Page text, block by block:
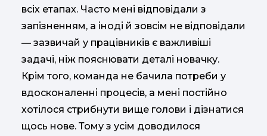
всіх етапах. Часто мені відповідали з
запізненням, а іноді й зовсім не відповідали
— зазвичай у працівників є важливіші
задачі, ніж пояснювати деталі новачку.
Крім того, команда не бачила потреби у
вдосконаленні процесів, а мені постійно
хотілося стрибнути вище голови і дізнатися
щось нове. Тому з усім доводилося